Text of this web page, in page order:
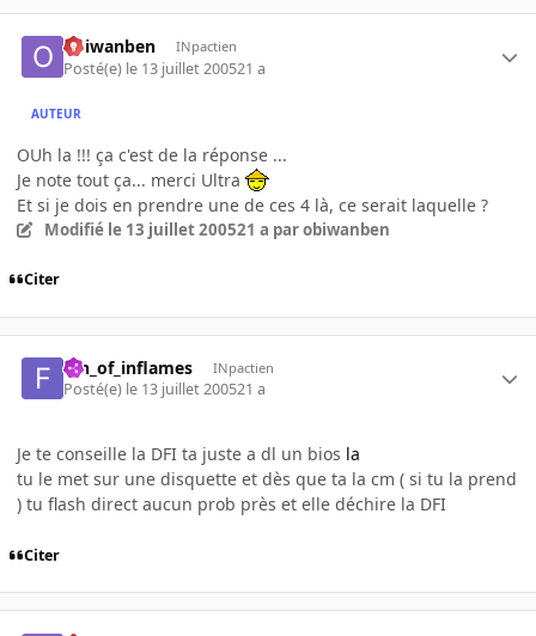
obiwanben INpactien
Posté(e) le 13 juillet 200521 a
AUTEUR
OUh la !!! ça c'est de la réponse ...
Je note tout ça... merci Ultra
Et si je dois en prendre une de ces 4 là, ce serait laquelle ?
Modifié le 13 juillet 200521 a par obiwanben
Citer
fan_of_inflames INpactien
Posté(e) le 13 juillet 200521 a
Je te conseille la DFI ta juste a dl un bios la
tu le met sur une disquette et dès que ta la cm ( si tu la prend
) tu flash direct aucun prob près et elle déchire la DFI
Citer